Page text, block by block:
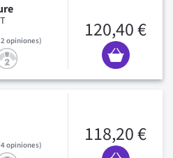
opiniones 120,40 €
opiniones 118,20 €